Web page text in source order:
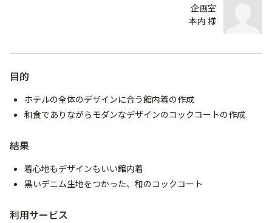
企画室
本内 様
目的
ホテルの全体のデザインに合う館内着の作成
和食でありながらモダンなデザインのコックコートの作成
結果
着心地もデザインもいい館内着
黒いデニム生地をつかった、和のコックコート
利用サービス